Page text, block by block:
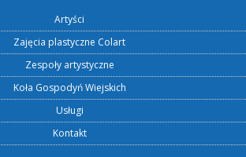
Artyści
Zajęcia plastyczne Colart
Zespoły artystyczne
Koła Gospodyń Wiejskich
Usługi
Kontakt